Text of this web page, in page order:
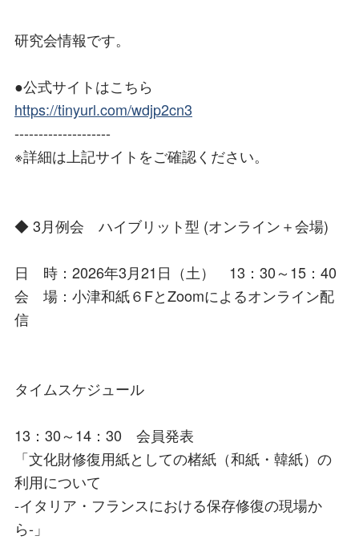
研究会情報です。
●公式サイトはこちら
https://tinyurl.com/wdjp2cn3
--------------------
※詳細は上記サイトをご確認ください。
◆ 3月例会 ハイブリット型 (オンライン＋会場)
日 時：2026年3月21日（土） 13：30～15：40
会 場：小津和紙６FとZoomによるオンライン配
信
タイムスケジュール
13：30～14：30 会員発表
「文化財修復用紙としての楮紙（和紙・韓紙）の
利用について
-イタリア・フランスにおける保存修復の現場か
ら-」